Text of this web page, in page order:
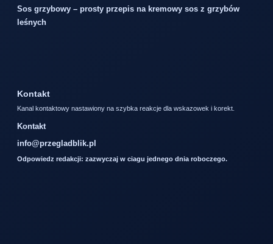
Sos grzybowy – prosty przepis na kremowy sos z grzybów
leśnych
Kontakt
Kanal kontaktowy nastawiony na szybka reakcje dla wskazowek i korekt.
Kontakt
info@przegladblik.pl
Odpowiedz redakcji: zazwyczaj w ciagu jednego dnia roboczego.